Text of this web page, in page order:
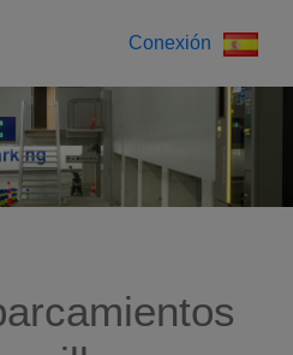
Conexión